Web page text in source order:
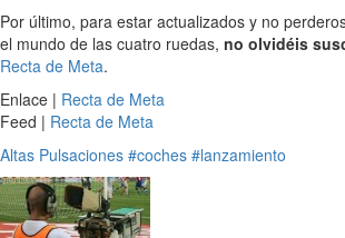
Por último, para estar actualizados y no
el mundo de las cuatro ruedas, no olvidéis
Recta de Meta.
Enlace | Recta de Meta
Feed | Recta de Meta
Altas Pulsaciones #coches #lanzamiento